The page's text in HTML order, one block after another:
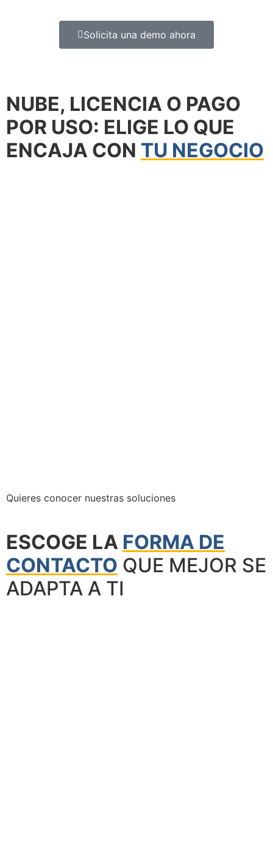
Solicita una demo ahora
NUBE, LICENCIA O PAGO
POR USO: ELIGE LO QUE
ENCAJA CON TU NEGOCIO
Quieres conocer nuestras soluciones
ESCOGE LA FORMA DE
CONTACTO QUE MEJOR SE
ADAPTA A TI